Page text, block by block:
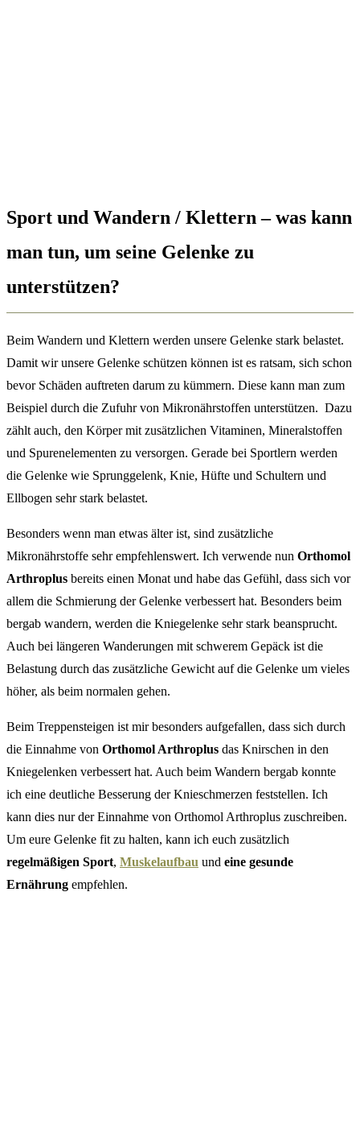
Sport und Wandern / Klettern – was kann
man tun, um seine Gelenke zu
unterstützen?
Beim Wandern und Klettern werden unsere Gelenke stark belastet.
Damit wir unsere Gelenke schützen können ist es ratsam, sich schon
bevor Schäden auftreten darum zu kümmern. Diese kann man zum
Beispiel durch die Zufuhr von Mikronährstoffen unterstützen. Dazu
zählt auch, den Körper mit zusätzlichen Vitaminen, Mineralstoffen
und Spurenelementen zu versorgen. Gerade bei Sportlern werden
die Gelenke wie Sprunggelenk, Knie, Hüfte und Schultern und
Ellbogen sehr stark belastet.
Besonders wenn man etwas älter ist, sind zusätzliche
Mikronährstoffe sehr empfehlenswert. Ich verwende nun Orthomol
Arthroplus bereits einen Monat und habe das Gefühl, dass sich vor
allem die Schmierung der Gelenke verbessert hat. Besonders beim
bergab wandern, werden die Kniegelenke sehr stark beansprucht.
Auch bei längeren Wanderungen mit schwerem Gepäck ist die
Belastung durch das zusätzliche Gewicht auf die Gelenke um vieles
höher, als beim normalen gehen.
Beim Treppensteigen ist mir besonders aufgefallen, dass sich durch
die Einnahme von Orthomol Arthroplus das Knirschen in den
Kniegelenken verbessert hat. Auch beim Wandern bergab konnte
ich eine deutliche Besserung der Knieschmerzen feststellen. Ich
kann dies nur der Einnahme von Orthomol Arthroplus zuschreiben.
Um eure Gelenke fit zu halten, kann ich euch zusätzlich
regelmäßigen Sport, Muskelaufbau und eine gesunde
Ernährung empfehlen.